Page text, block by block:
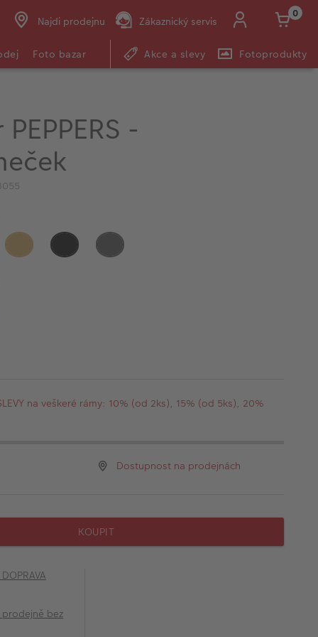
Najdi prodejnu Zákaznický servis
0
Foto bazar Akce a slevy Fotoprodukty
-
na veškeré rámy: 10% (od 2ks), 15% (od 5ks), 20%
Dostupnost na prodejnách
KOUPIT
prodejně bez